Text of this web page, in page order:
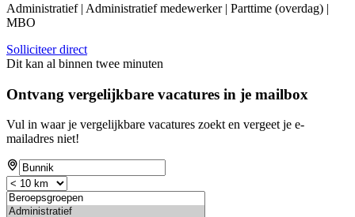
Administratief | Administratief medewerker | Parttime (overdag) |
MBO
Solliciteer direct
Dit kan al binnen twee minuten
Ontvang vergelijkbare vacatures in je mailbox
Vul in waar je vergelijkbare vacatures zoekt en vergeet je e-
mailadres niet!